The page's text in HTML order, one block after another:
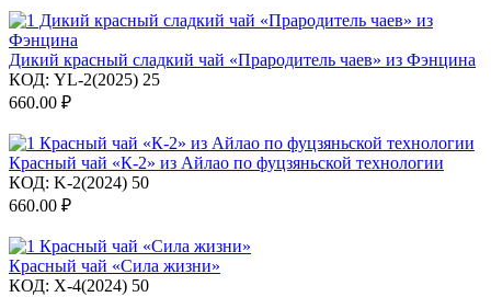
Дикий красный сладкий чай «Прародитель чаев» из Фэнцина
КОД: YL-2(2025) 25
660.00 ₽
Красный чай «К-2» из Айлао по фуцзяньской технологии
КОД: K-2(2024) 50
660.00 ₽
Красный чай «Сила жизни»
КОД: X-4(2024) 50